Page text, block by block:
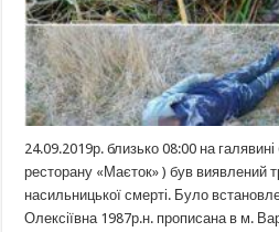
24.09.2019р. близько 08:00 на
ресторану «Маєток» ) був виявлений
насильницької смерті. Було
Олексіївна 1987р.н. прописана в м.